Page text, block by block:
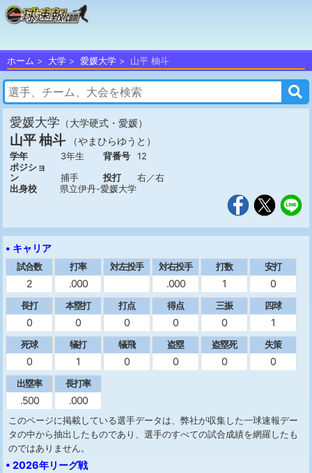
ホーム 大学 愛媛大学 山平 柚斗
愛媛大学 （大学硬式・愛媛）
山平 柚斗 （やまひらゆうと）
学年 3年生 背番号
12
ポジショ
ン
捕手 投打
右／右
出身校
県立伊丹-愛媛大学
• キャリア
試合数
2
打率
.000
対左投手 対右投手
.000
打数
1
安打
0
長打
0
本塁打
0
打点
0
得点
0
三振
0
四球
1
死球
0
犠打
1
犠飛
0
盗塁
0
盗塁死
0
失策
0
出塁率
.500
長打率
.000
このページに掲載している選手データは、弊社が収集した一球速報デー
タの中から抽出したものであり、選手のすべての試合成績を網羅したも
のではありません。
• 2026年リーグ戦